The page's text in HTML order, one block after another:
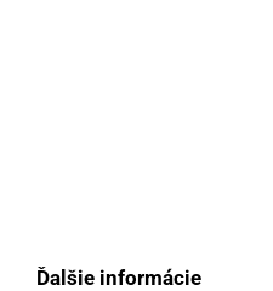
Ďalšie informácie